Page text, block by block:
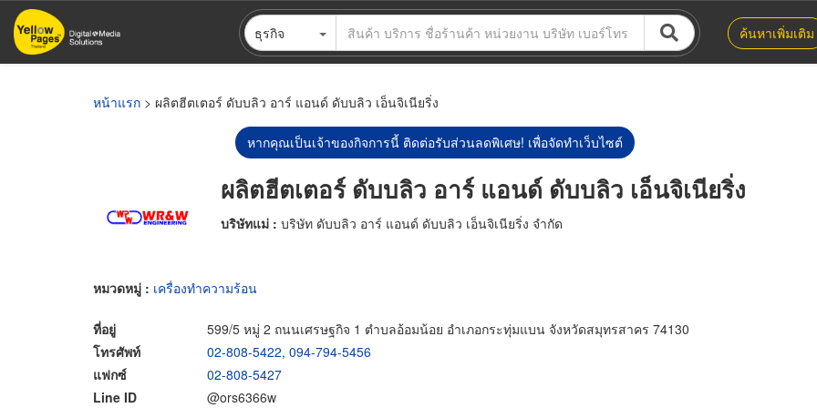
ข้าม
ไป
ธุรกิจ ค้นหาเพิ่มเติม
หน้าแรก > ผลิตฮีตเตอร์ ดับบลิว อาร์ แอนด์ ดับบลิว เอ็นจิเนียริ่ง
หากคุณเป็นเจ้าของกิจการนี้ ติดต่อรับส่วนลดพิเศษ! เพื่อจัดทำเว็บไซต์
ผลิตฮีตเตอร์ ดับบลิว อาร์ แอนด์ ดับบลิว เอ็นจิเนียริ่ง
บริษัทแม่ : บริษัท ดับบลิว อาร์ แอนด์ ดับบลิว เอ็นจิเนียริ่ง จำกัด
หมวดหมู่ : เครื่องทำความร้อน
ที่อยู่
599/5 หมู่ 2 ถนนเศรษฐกิจ 1 ตำบลอ้อมน้อย อำเภอกระทุ่มแบน จังหวัดสมุทรสาคร 74130
โทรศัพท์
02-808-5422, 094-794-5456
แฟกซ์
02-808-5427
Line ID
@ors6366w